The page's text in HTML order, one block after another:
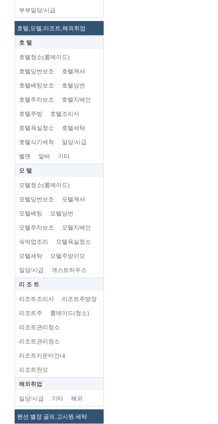
부부일당/시급
호텔,모텔,리조트,해외취업
호 텔
호텔청소(룸메이드)
호텔당번보조 호텔캐셔
호텔베팅보조 호텔당번
호텔주차보조 호텔지배인
호텔주방 호텔조리사
호텔욕실청소 호텔세탁
호텔식기세척 일당/시급
벨맨 알바 기타
모 텔
모텔청소(룸메이드)
모텔당번보조 모텔캐셔
모텔베팅 모텔당번
모텔주차보조 모텔지배인
숙박업조리 모텔욕실청소
모텔세탁 모텔주방이모
일당/시급 게스트하우스
리 조 트
리조트조리사 리조트주방장
리조트주 룸메이드(청소)
리조트관리청소
리조트관리청소
리조트카운터안내
리조트찬모
해외취업
일당/시급 기타 해외
펜션 별장.골프.고시원 세탁